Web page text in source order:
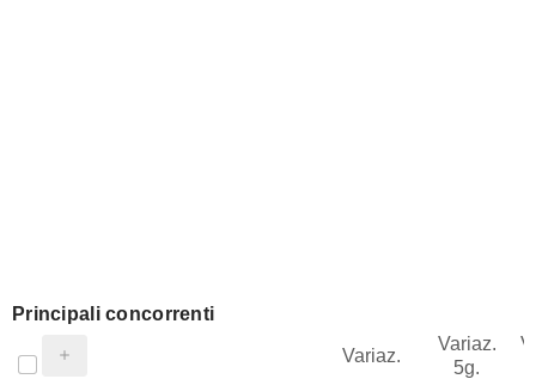
Principali concorrenti
Variaz.
Variaz.
5g.